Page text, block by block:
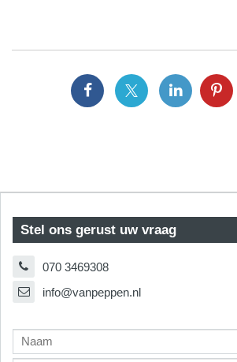
Stel ons gerust uw vraag
070 3469308
info@vanpeppen.nl